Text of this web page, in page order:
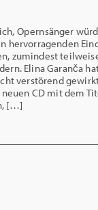
Opernsänger
hervorragenden
zumindest
Elina Garanča
verstörend
CD mit dem
[…]